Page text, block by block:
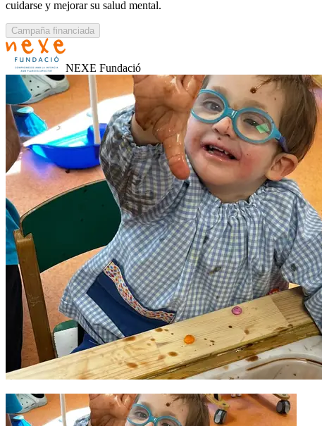
cuidarse y mejorar su salud mental.
Campaña financiada
NEXE Fundació